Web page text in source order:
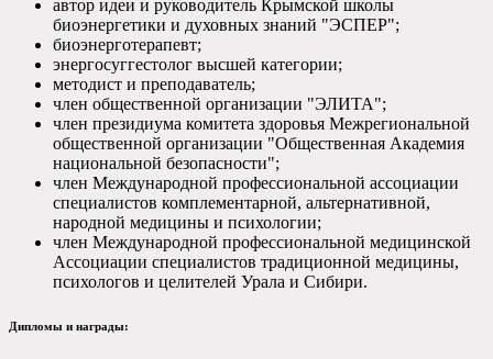
автор идеи и руководитель Крымской школы
биоэнергетики и духовных знаний "ЭСПЕР";
биоэнерготерапевт;
энергосуггестолог высшей категории;
методист и преподаватель;
член общественной организации "ЭЛИТА";
член президиума комитета здоровья Межрегиональной
общественной организации "Общественная Академия
национальной безопасности";
член Международной профессиональной ассоциации
специалистов комплементарной, альтернативной,
народной медицины и психологии;
член Международной профессиональной медицинской
Ассоциации специалистов традиционной медицины,
психологов и целителей Урала и Сибири.
Дипломы и награды: